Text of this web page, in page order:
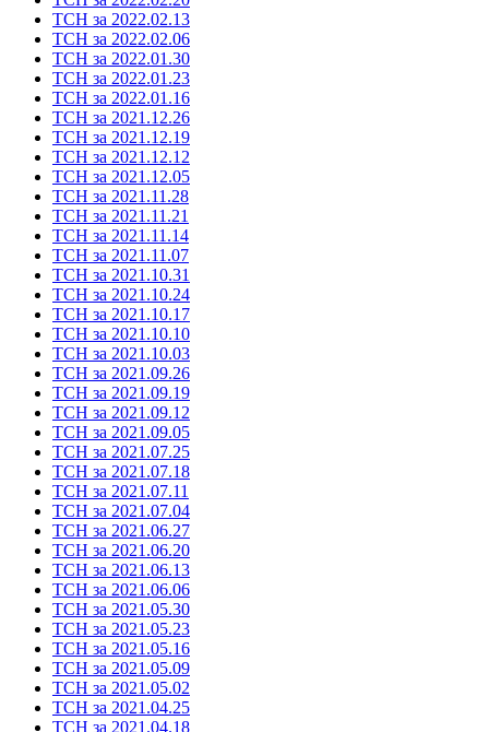
ТСН за 2022.02.13
ТСН за 2022.02.06
ТСН за 2022.01.30
ТСН за 2022.01.23
ТСН за 2022.01.16
ТСН за 2021.12.26
ТСН за 2021.12.19
ТСН за 2021.12.12
ТСН за 2021.12.05
ТСН за 2021.11.28
ТСН за 2021.11.21
ТСН за 2021.11.14
ТСН за 2021.11.07
ТСН за 2021.10.31
ТСН за 2021.10.24
ТСН за 2021.10.17
ТСН за 2021.10.10
ТСН за 2021.10.03
ТСН за 2021.09.26
ТСН за 2021.09.19
ТСН за 2021.09.12
ТСН за 2021.09.05
ТСН за 2021.07.25
ТСН за 2021.07.18
ТСН за 2021.07.11
ТСН за 2021.07.04
ТСН за 2021.06.27
ТСН за 2021.06.20
ТСН за 2021.06.13
ТСН за 2021.06.06
ТСН за 2021.05.30
ТСН за 2021.05.23
ТСН за 2021.05.16
ТСН за 2021.05.09
ТСН за 2021.05.02
ТСН за 2021.04.25
ТСН за 2021.04.18